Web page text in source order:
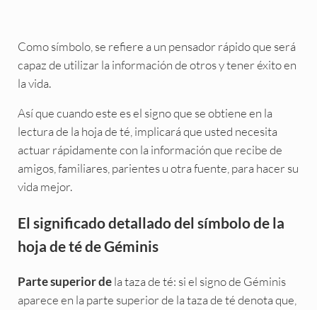
Como símbolo, se refiere a un pensador rápido que será
capaz de utilizar la información de otros y tener éxito en
la vida.
Así que cuando este es el signo que se obtiene en la
lectura de la hoja de té, implicará que usted necesita
actuar rápidamente con la información que recibe de
amigos, familiares, parientes u otra fuente, para hacer su
vida mejor.
El significado detallado del símbolo de la
hoja de té de Géminis
Parte superior dela taza de té: si el signo de Géminis
aparece en la parte superior de la taza de té denota que,